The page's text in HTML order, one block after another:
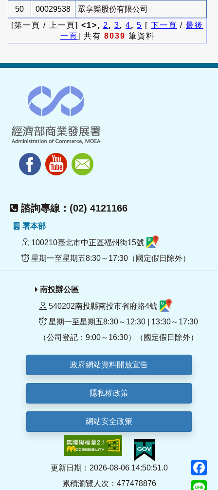
50 00029538
眾享樂股份有限公司
[第一頁 / 上一頁] <1>, 2 , 3, 4, 5 [ 下一頁 / 最後
一頁] 共有 8039 筆資料
諮詢專線：(02) 4121166
署本部
100210臺北市中正區福州街15號
星期一至星期五8:30～17:30（國定假日除外）
南投辦公區
540202南投縣南投市省府路4號
星期一至星期五8:30～12:30 | 13:30～17:30
（公司登記：9:00～16:30）（國定假日除外）
政府網站資料開放宣告
隱私權政策
網站安全政策
更新日期：2026-08-06 14:50:51.0
累積瀏覽人次：477478876